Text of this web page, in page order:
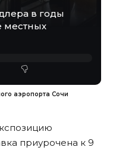
в годы
местных
аэропорта Сочи
приурочена к 9